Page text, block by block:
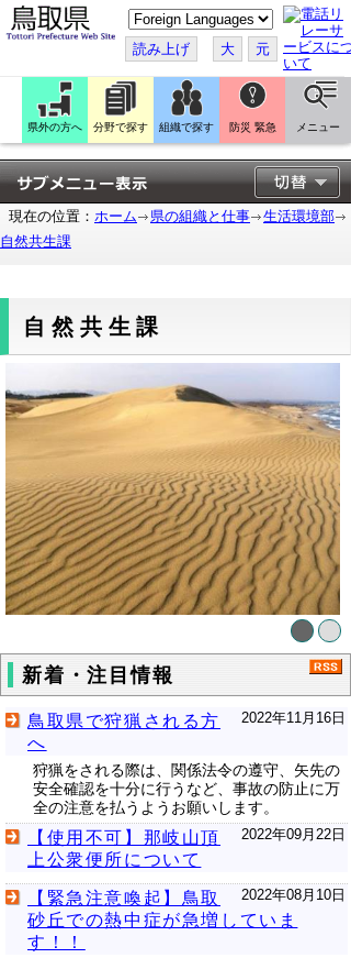
こ
の
ペ
ー
ジ
翻
訳
す
る
読み上げ 大 元
県外の方へ 分野で探す 組織で探す 防災 緊急 メニュー
現在の位置： ホーム 県の組織と仕事
生活環境部
自然共生課
自然共生課
新着・注目情報
2022年11月16日
鳥取県で狩猟される方
へ
狩猟をされる際は、関係法令の遵守、矢先の
安全確認を十分に行うなど、事故の防止に万
全の注意を払うようお願いします。
2022年09月22日
【使用不可】那岐山頂
上公衆便所について
2022年08月10日
【緊急注意喚起】鳥取
砂丘での熱中症が急増していま
す！！